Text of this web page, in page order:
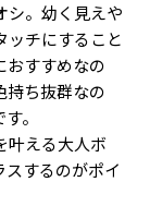
シ。幼く見えや
ッチにすること
おすすめなの
持ち抜群なの
。
叶える大人ボ
するのがポイ